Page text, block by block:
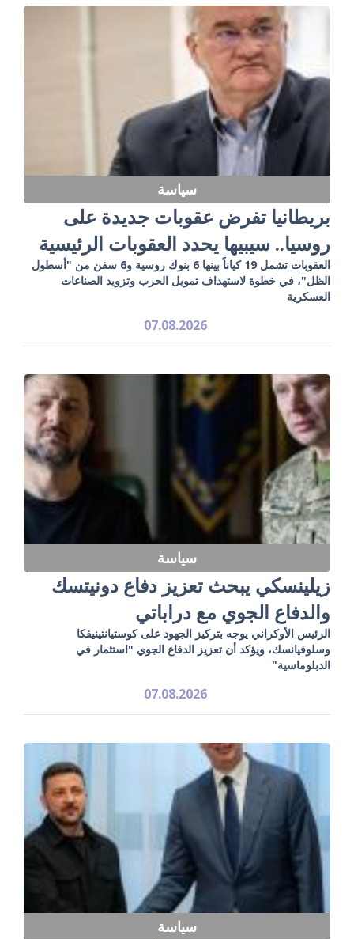
سياسة
بريطانيا تفرض عقوبات جديدة على
روسيا.. سيبيها يحدد العقوبات الرئيسية
العقوبات تشمل 19 كياناً بينها 6 بنوك روسية و6 سفن من "أسطول
الظل"، في خطوة لاستهداف تمويل الحرب وتزويد الصناعات
العسكرية
07.08.2026
سياسة
زيلينسكي يبحث تعزيز دفاع دونيتسك
والدفاع الجوي مع دراباتي
الرئيس الأوكراني يوجه بتركيز الجهود على كوستيانتينيفكا
وسلوفيانسك، ويؤكد أن تعزيز الدفاع الجوي "استثمار في
الدبلوماسية"
07.08.2026
سياسة